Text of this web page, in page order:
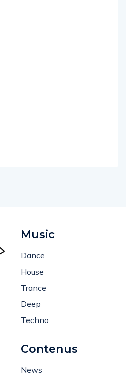
Music
Dance
House
Trance
Deep
Techno
Contenus
News